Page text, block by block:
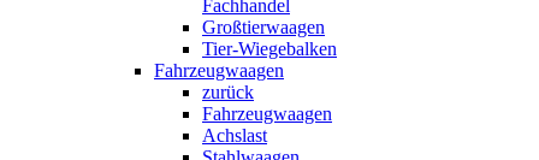
Fachhandel
Großtierwaagen
Tier-Wiegebalken
Fahrzeugwaagen
zurück
Fahrzeugwaagen
Achslast